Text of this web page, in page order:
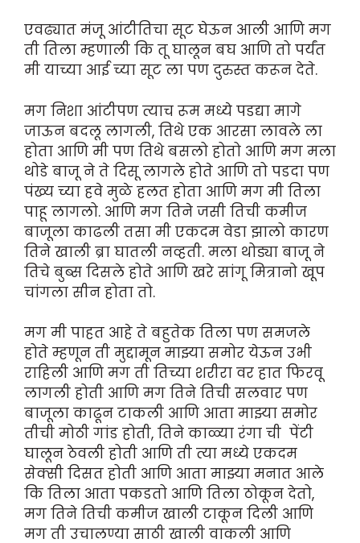
एवढ्यात मंजू आंटीतिचा सूट घेऊन आली आणि मग
ती तिला म्हणाली कि तू घालून बघ आणि तो पर्यंत
मी याच्या आई च्या सूट ला पण दुरुस्त करून देते.
मग निशा आंटीपण त्याच रूम मध्ये पडद्या मागे
जाऊन बदलू लागली, तिथे एक आरसा लावले ला
होता आणि मी पण तिथे बसलो होतो आणि मग मला
थोडे बाजू ने ते दिसू लागले होते आणि तो पडदा पण
पंख्य च्या हवे मुळे हलत होता आणि मग मी तिला
पाहू लागलो. आणि मग तिने जसी तिची कमीज
बाजूला काढली तसा मी एकदम वेडा झालो कारण
तिने खाली ब्रा घातली नव्हती. मला थोड्या बाजू ने
तिचे बुब्स दिसले होते आणि खरे सांगू मित्रानो खूप
चांगला सीन होता तो.
मग मी पाहत आहे ते बहुतेक तिला पण समजले
होते म्हणून ती मुद्दामून माझ्या समोर येऊन उभी
राहिली आणि मग ती तिच्या शरीरा वर हात फिरवू
लागली होती आणि मग तिने तिची सलवार पण
बाजूला काढून टाकली आणि आता माझ्या समोर
तीची मोठी गांड होती, तिने काळ्या रंगा ची पेंटी
घालून ठेवली होती आणि ती त्या मध्ये एकदम
सेक्सी दिसत होती आणि आता माझ्या मनात आले
कि तिला आता पकडतो आणि तिला ठोकून देतो,
मग तिने तिची कमीज खाली टाकून दिली आणि
मग ती उचालण्या साठी खाली वाकली आणि